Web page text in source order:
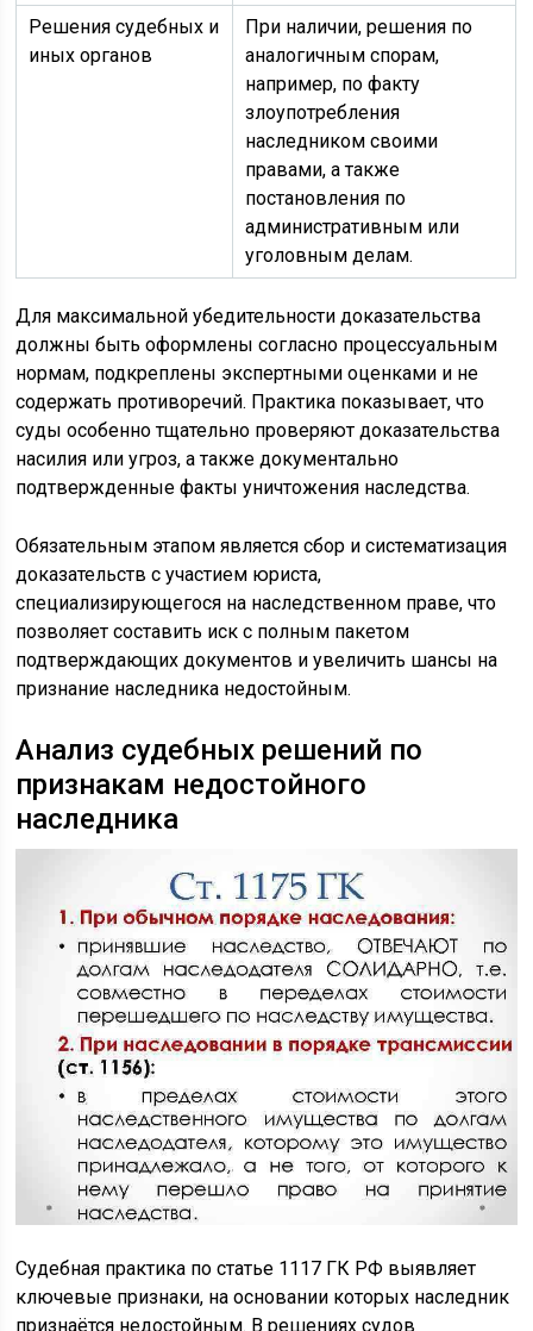
Решения судебных и
иных органов
При наличии, решения по
аналогичным спорам,
например, по факту
злоупотребления
наследником своими
правами, а также
постановления по
административным или
уголовным делам.
Для максимальной убедительности доказательства
должны быть оформлены согласно процессуальным
нормам, подкреплены экспертными оценками и не
содержать противоречий. Практика показывает, что
суды особенно тщательно проверяют доказательства
насилия или угроз, а также документально
подтвержденные факты уничтожения наследства.
Обязательным этапом является сбор и систематизация
доказательств с участием юриста,
специализирующегося на наследственном праве, что
позволяет составить иск с полным пакетом
подтверждающих документов и увеличить шансы на
признание наследника недостойным.
Анализ судебных решений по
признакам недостойного
наследника
Судебная практика по статье 1117 ГК РФ выявляет
ключевые признаки, на основании которых наследник
признаётся недостойным. В решениях судов